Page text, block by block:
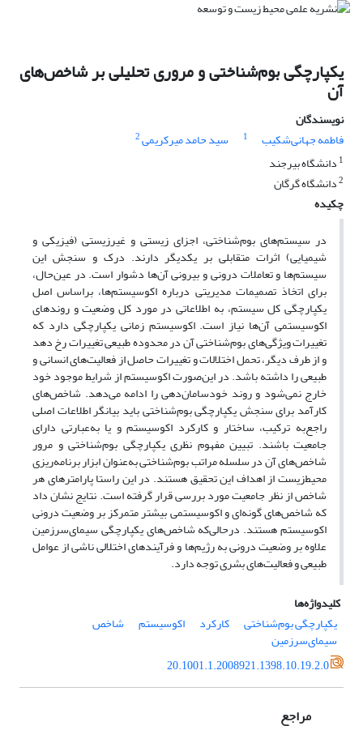
یکپارچگی بوم‌‌شناختی و مروری تحلیلی بر شاخص‌‌های
آن
نویسندگان
فاطمه جهانی‌‌شکیب
1 سید حامد میرکریمی2
1 دانشگاه بیرجند
2دانشگاه گرگان
چکیده
در سیستم‌‌های بوم‌‌شناختی، اجزای زیستی و غیرزیستی (فیزیکی و
شیمیایی) اثرات متقابلی بر یکدیگر دارند. درک و سنجش این
سیستم‌‌ها و تعاملات درونی و بیرونی آن‌‌ها دشوار است. در عین‌‌حال،
برای اتخاذ تصمیمات مدیریتی درباره اکوسیستم‌‌ها، براساس اصل
یکپارچگی کل سیستم، به اطلاعاتی در مورد کل وضعیت و روندهای
اکوسیستمی آن‌‌ها نیاز است. اکوسیستم زمانی یکپارچگی دارد که
تغییرات ویژگی‌‌های بوم‌‌شناختی آن در محدوده طبیعی تغییرات رخ دهد
و از طرف دیگر، تحمل اختلالات و تغییرات حاصل از فعالیت‌‌های انسانی و
طبیعی را داشته باشد. در این‌‌صورت اکوسیستم از شرایط موجود خود
خارج نمی‌‌شود و روند خودسامان‌‌دهی را ادامه می‌‌دهد. شاخص‌‌های
کارآمد برای سنجش یکپارچگی بوم‌‌شناختی باید بیانگر اطلاعات اصلی
راجع‌‌به ترکیب، ساختار و کارکرد اکوسیستم و یا به‌‌عبارتی دارای
جامعیت باشند. تبیین مفهوم نظری یکپارچگی بوم‌‌شناختی و مرور
شاخص‌‌های آن در سلسله مراتب بوم‌‌شناختی به‌‌عنوان ابزار برنامه‌‌ریزی
محیط‌‌زیست از اهداف این تحقیق هستند. در این راستا پارامترهای هر
شاخص از نظر جامعیت مورد بررسی قرار گرفته است. نتایج نشان داد
که شاخص‌‌های گونه‌‌ای و اکوسیستمی بیشتر متمرکز بر وضعیت درونی
اکوسیستم هستند. درحالی‌‌که شاخص‌‌های یکپارچگی سیمای‌‌سرزمین
علاوه بر وضعیت درونی به رژیم‌‌ها و فرآیندهای اختلالی ناشی از عوامل
طبیعی و فعالیت‌‌های بشری توجه دارد.
کلیدواژه‌ها
یکپارچگی بوم‌‌شناختی
کارکرد اکوسیستم شاخص
سیمای‌‌سرزمین
20.1001.1.2008921.1398.10.19.2.0
مراجع